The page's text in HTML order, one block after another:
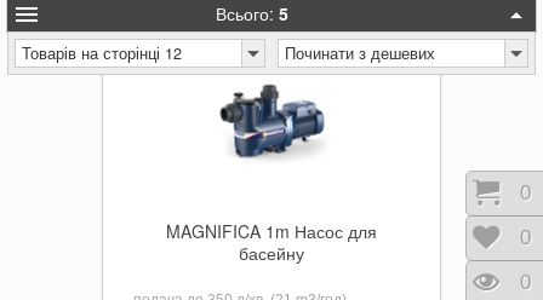
Всього: 5
Товарів на сторінці 12 Починати з дешевих
MAGNIFICA 1m Насос для
басейну
0
0
0